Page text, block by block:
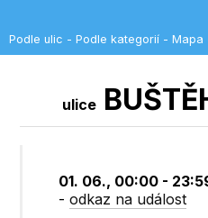
Podle ulic - Podle kategorií - Mapa
ulice
01. 06., 00:00 -
-odkaz na událost